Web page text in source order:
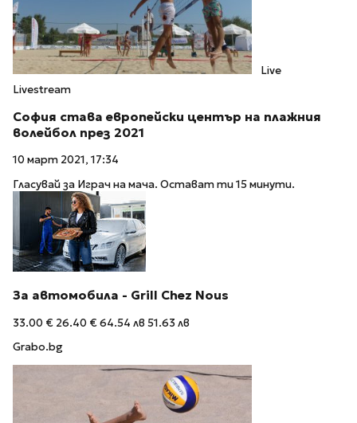
Live
Livestream
София става европейски център на плажния
волейбол през 2021
10 март 2021, 17:34
Гласувай за Играч на мача. Остават ти 15 минути.
За автомобила - Grill Chez Nous
33.00 € 26.40 €64.54 лв 51.63 лв
Grabo.bg